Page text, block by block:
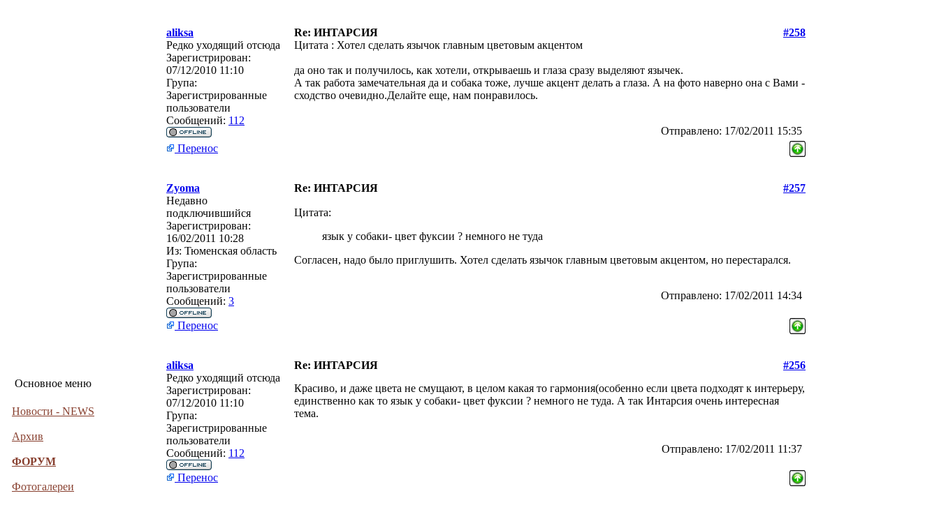
Основное меню
Новости - NEWS
Архив
ФОРУМ
Фотогалереи
aliksa Re: ИНТАРСИЯ
#258
Редко уходящий отсюда
Зарегистрирован:
07/12/2010 11:10
Група:
Зарегистрированные
пользователи
Сообщений: 112
Цитата : Хотел сделать язычок главным цветовым акцентом
да оно так и получилось, как хотели, открываешь и глаза сразу выделяют язычек.
А так работа замечательная да и собака тоже, лучше акцент делать а глаза. А на фото наверно она с Вами -
сходство очевидно.Делайте еще, нам понравилось.
Отправлено: 17/02/2011 15:35
Перенос
Zyoma Re: ИНТАРСИЯ
#257
Недавно
подключившийся
Зарегистрирован:
16/02/2011 10:28
Из: Тюменская область
Група:
Зарегистрированные
пользователи
Сообщений: 3
Цитата:
язык у собаки- цвет фуксии ? немного не туда
Согласен, надо было приглушить. Хотел сделать язычок главным цветовым акцентом, но перестарался.
Отправлено: 17/02/2011 14:34
Перенос
aliksa Re: ИНТАРСИЯ
#256
Редко уходящий отсюда
Зарегистрирован:
07/12/2010 11:10
Група:
Зарегистрированные
пользователи
Сообщений: 112
Красиво, и даже цвета не смущают, в целом какая то гармония(особенно если цвета подходят к интерьеру,
единственно как то язык у собаки- цвет фуксии ? немного не туда. А так Интарсия очень интересная
тема.
Отправлено: 17/02/2011 11:37
Перенос